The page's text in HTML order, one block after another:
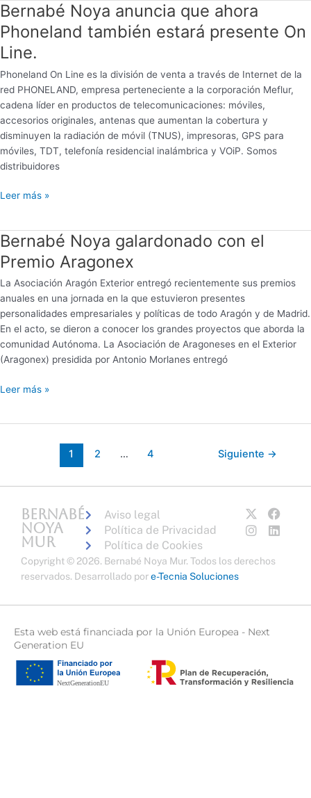
Bernabé Noya anuncia que ahora
Phoneland también estará presente On
Line.
Phoneland On Line es la división de venta a través de Internet de la
red PHONELAND, empresa perteneciente a la corporación Meflur,
cadena líder en productos de telecomunicaciones: móviles,
accesorios originales, antenas que aumentan la cobertura y
disminuyen la radiación de móvil (TNUS), impresoras, GPS para
móviles, TDT, telefonía residencial inalámbrica y VOiP. Somos
distribuidores
Bernabé
Noya
anuncia
que
ahora
Phoneland
también
presente
On
Line.
Leer más »
Bernabé Noya galardonado con el
Premio Aragonex
La Asociación Aragón Exterior entregó recientemente sus premios
anuales en una jornada en la que estuvieron presentes
personalidades empresariales y políticas de todo Aragón y de Madrid.
En el acto, se dieron a conocer los grandes proyectos que aborda la
comunidad Autónoma. La Asociación de Aragoneses en el Exterior
(Aragonex) presidida por Antonio Morlanes entregó
Bernabé
Noya
galardonado
con
el
Premio
Aragonex
Leer más »
1 2 … 4 Siguiente →
Bernabé
Noya
Mur
Aviso legal
Política de Privacidad
Política de Cookies
X
-
t
i
F
a
c
b
I
n
s
a
L
i
n
e
Copyright © 2026. Bernabé Noya Mur. Todos los derechos
reservados. Desarrollado pore-Tecnia Soluciones
Esta web está financiada por la Unión Europea - Next
Generation EU